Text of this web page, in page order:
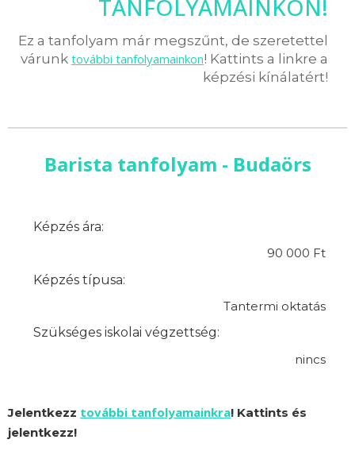
TANFOLYAMAINKON!
Ez a tanfolyam már megszűnt, de szeretettel
várunk további tanfolyamainkon! Kattints a linkre a
képzési kínálatért!
Barista tanfolyam - Budaörs
Képzés ára:
90 000 Ft
Képzés típusa:
Tantermi oktatás
Szükséges iskolai végzettség:
nincs
Jelentkezz további tanfolyamainkra! Kattints és
jelentkezz!